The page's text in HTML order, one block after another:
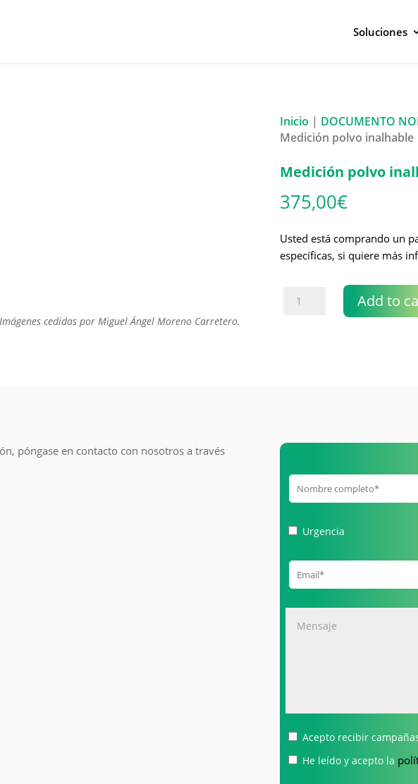
Soluciones
Imágenes cedidas por Miguel Ángel Moreno Carretero.
Inicio | DOCUMENTO
Medición polvo inalhable
Medición polvo
375,00€
Usted está comprando un
específicas, si quiere más
polvo
Add to
póngase en contacto con nosotros a través
Urgencia
Acepto recibir
He leído y acepto la